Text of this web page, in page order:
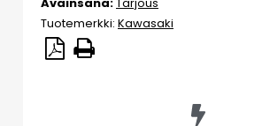
Tuotemerkki: Kawasaki